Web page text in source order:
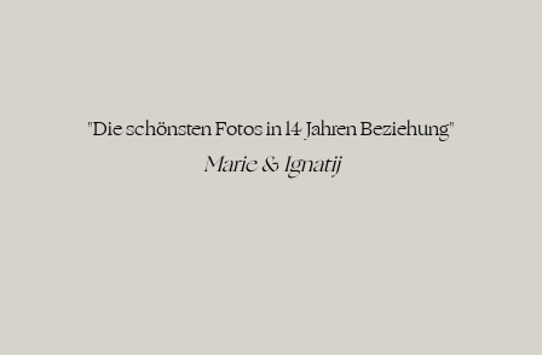
"Die schönsten Fotos in 14 Jahren Beziehung"
Marie & Ignatij